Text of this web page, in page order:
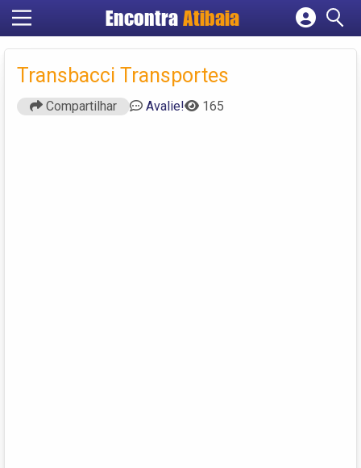
Encontra Atibaia
Cadastrar empresa
Criar conta
Transbacci Transportes
Compartilhar Avalie! 165